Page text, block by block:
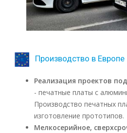
Производство в Европе
Реализация проектов
- печатные платы с
Производство печатных
изготовление прототипов.
Мелкосерийное,